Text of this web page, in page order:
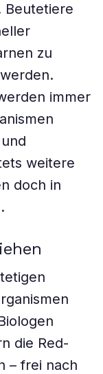
Beutetiere
zu
immer
weitere
doch in
die Red-
– frei nach